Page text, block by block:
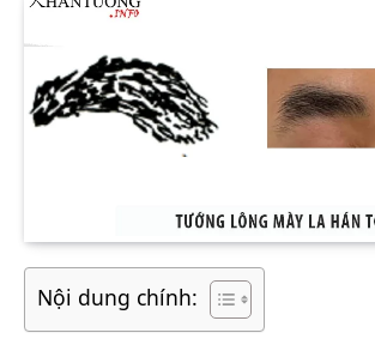
Nội dung chính: